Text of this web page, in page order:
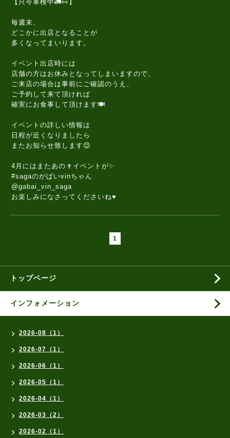
【只今車検中🚛👀】
毎週末、
どこかに出店となることが
多くなってまいります。
イベント出店時には
店舗の方はお休みとなってしまいますので、
ご来店の場合は事前にご確認のうえ、
ご予約して来て頂ければ
確実にお食事して頂けます🍽️
イベントの詳しい情報は
日程が近くなりましたら
またお知らせ致します😊
4月にはまたあの🍷イベントが✨
#sagaのがばいvinちゃん
@gabai_vin_saga
お楽しみになさってくださいね♥️
1
トップページ
インフォメーション
2026-08（1）
2026-07（1）
2026-06（1）
2026-05（1）
2026-04（1）
2026-03（2）
2026-02（1）